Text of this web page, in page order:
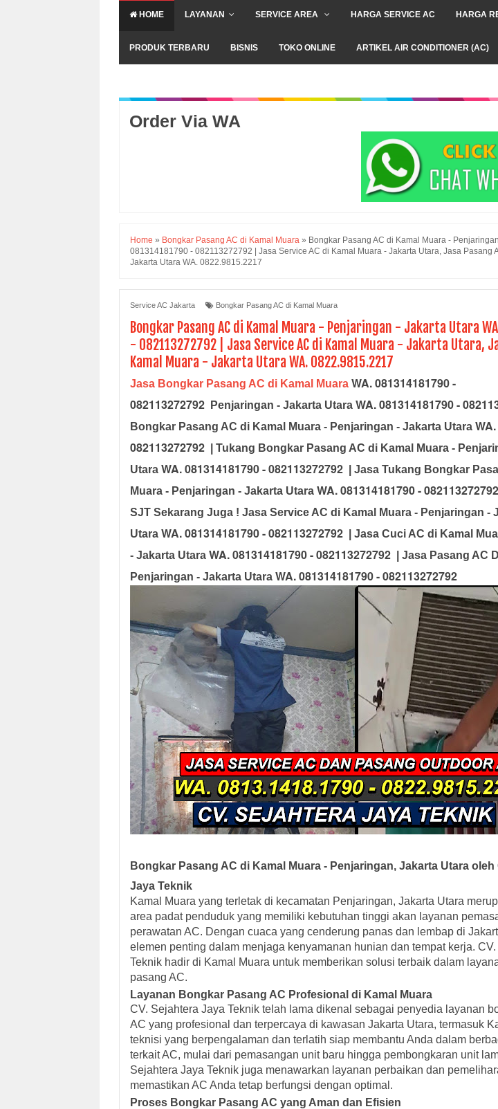
HOME LAYANAN SERVICE AREA HARGA SERVICE AC HARGA
PRODUK TERBARU BISNIS TOKO ONLINE ARTIKEL AIR CONDITIONER (AC)
Order Via WA
Home » Bongkar Pasang AC di Kamal Muara » Bongkar Pasang AC di Kamal Muara -
081314181790 - 082113272792 | Jasa Service AC di Kamal Muara - Jakarta Utara, Jasa Pasang
Jakarta Utara WA. 0822.9815.2217
Service AC Jakarta Bongkar Pasang AC di Kamal Muara
Bongkar Pasang AC di Kamal Muara - Penjaringan - Jakarta Utara
- 082113272792 | Jasa Service AC di Kamal Muara - Jakarta Utara,
Kamal Muara - Jakarta Utara WA. 0822.9815.2217
Jasa Bongkar Pasang AC di Kamal Muara WA. 081314181790 -
082113272792
Penjaringan - Jakarta Utara WA. 081314181790 -
Bongkar Pasang AC di Kamal Muara - Penjaringan - Jakarta Utara
082113272792
| Tukang Bongkar Pasang AC di Kamal Muara -
Utara WA. 081314181790 - 082113272792
| Jasa Tukang Bongkar
Muara - Penjaringan - Jakarta Utara WA. 081314181790 - 082113272792
SJT Sekarang Juga ! Jasa Service AC di Kamal Muara - Penjaringan -
Utara WA. 081314181790 - 082113272792
| Jasa Cuci AC di Kamal
- Jakarta Utara WA. 081314181790 - 082113272792
| Jasa Pasang AC
Penjaringan - Jakarta Utara WA. 081314181790 - 082113272792
Bongkar Pasang AC di Kamal Muara - Penjaringan, Jakarta Utara oleh
Jaya Teknik
Kamal Muara yang terletak di kecamatan Penjaringan, Jakarta Utara
area padat penduduk yang memiliki kebutuhan tinggi akan layanan
perawatan AC. Dengan cuaca yang cenderung panas dan lembap di
elemen penting dalam menjaga kenyamanan hunian dan tempat kerja.
Teknik hadir di Kamal Muara untuk memberikan solusi terbaik dalam
pasang AC.
Layanan Bongkar Pasang AC Profesional di Kamal Muara
CV. Sejahtera Jaya Teknik telah lama dikenal sebagai penyedia layanan
AC yang profesional dan terpercaya di kawasan Jakarta Utara, termasuk
teknisi yang berpengalaman dan terlatih siap membantu Anda dalam
terkait AC, mulai dari pemasangan unit baru hingga pembongkaran unit
Sejahtera Jaya Teknik juga menawarkan layanan perbaikan dan
memastikan AC Anda tetap berfungsi dengan optimal.
Proses Bongkar Pasang AC yang Aman dan Efisien